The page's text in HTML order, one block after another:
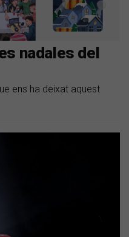
nadales del
ens ha deixat aquest